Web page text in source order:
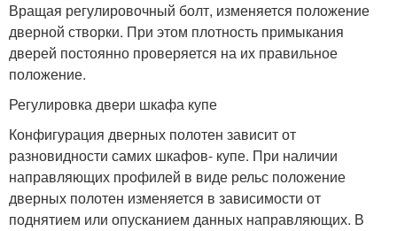
Вращая регулировочный болт, изменяется положение
дверной створки. При этом плотность примыкания
дверей постоянно проверяется на их правильное
положение.
Регулировка двери шкафа купе
Конфигурация дверных полотен зависит от
разновидности самих шкафов- купе. При наличии
направляющих профилей в виде рельс положение
дверных полотен изменяется в зависимости от
поднятием или опусканием данных направляющих. В